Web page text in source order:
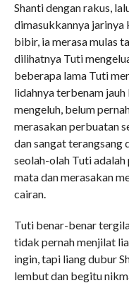
Shanti dengan rakus,
dimasukkannya jarinya
bibir, ia merasa mulas
dilihatnya Tuti
beberapa lama Tuti
lidahnya terbenam
mengeluh, belum
merasakan perbuatan
dan sangat terangsang
seolah-olah Tuti
mata dan merasakan
cairan.
Tuti benar-benar
tidak pernah menjilat
ingin, tapi liang dubur
lembut dan begitu